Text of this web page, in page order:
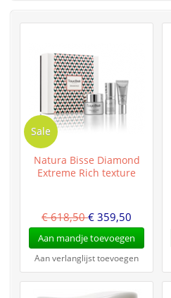
Sale
Natura Bisse Diamond
Extreme Rich texture
€ 618,50€ 359,50
Aan mandje toevoegen
Aan verlanglijst toevoegen